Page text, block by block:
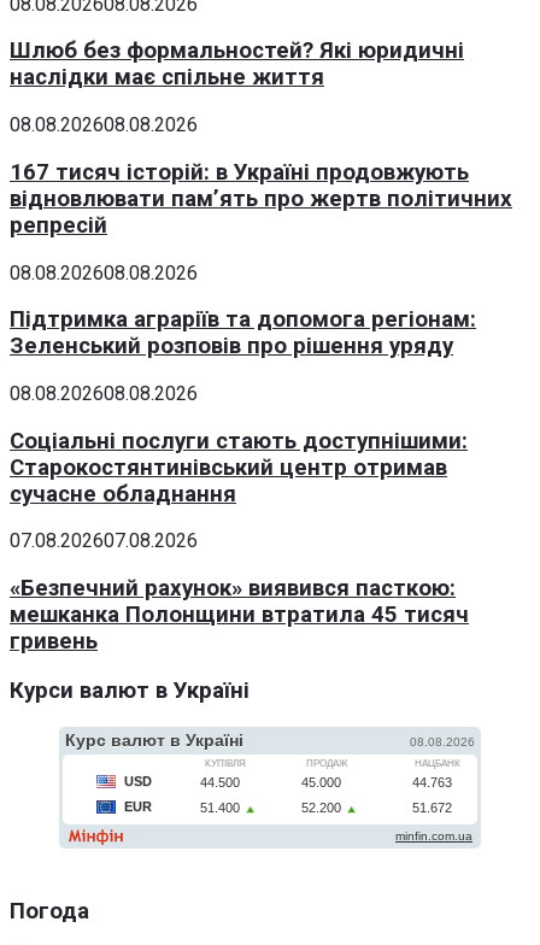
Шлюб без формальностей? Які юридичні
наслідки має спільне життя
08.08.202608.08.2026
167 тисяч історій: в Україні продовжують
відновлювати пам’ять про жертв політичних
репресій
08.08.202608.08.2026
Підтримка аграріїв та допомога регіонам:
Зеленський розповів про рішення уряду
08.08.202608.08.2026
Соціальні послуги стають доступнішими:
Старокостянтинівський центр отримав
сучасне обладнання
07.08.202607.08.2026
«Безпечний рахунок» виявився пасткою:
мешканка Полонщини втратила 45 тисяч
гривень
Курси валют в Україні
Погода